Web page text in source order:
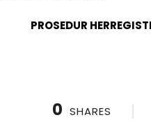
PROSEDUR
0 SHARES